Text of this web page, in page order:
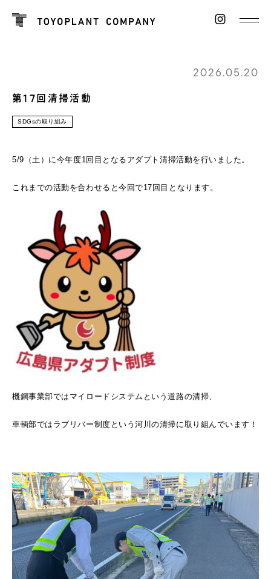
第17回清掃活動
SDGsの取り組み
2026.05.20
5/9（土）に今年度1回目となるアダプト清掃活動を行いました。
これまでの活動を合わせると今回で17回目となります。
機鋼事業部ではマイロードシステムという道路の清掃、
車輌部ではラブリバー制度という河川の清掃に取り組んでいます！